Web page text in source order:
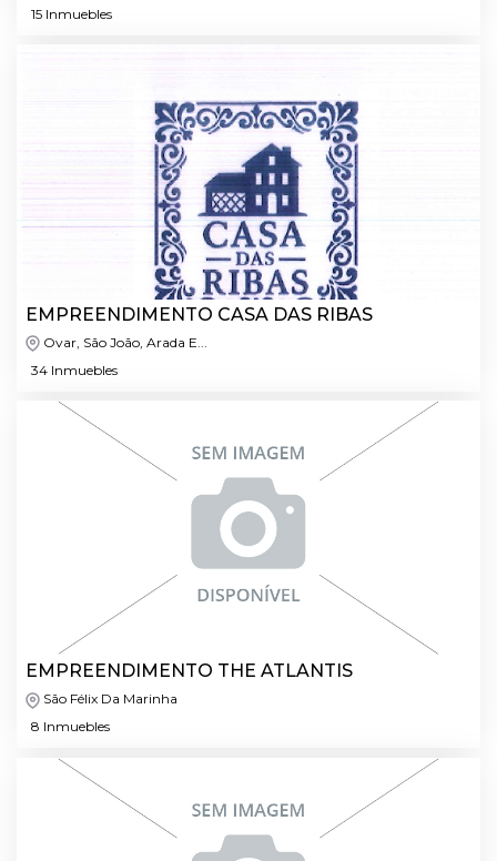
15 Inmuebles
EMPREENDIMENTO CASA DAS RIBAS
Ovar, São João, Arada E...
34 Inmuebles
EMPREENDIMENTO THE ATLANTIS
São Félix Da Marinha
8 Inmuebles